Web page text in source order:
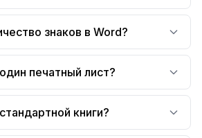
знаков в Word?
печатный лист?
книги?